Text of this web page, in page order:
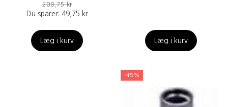
208,75 kr
Du sparer: 49,75 kr
Læg i kurv Læg i kurv
-45%